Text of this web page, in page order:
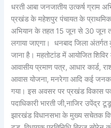
धरती आबा जनजातीय उत्कर्ष ग्राम
प्रखंड के महेशपुर पंचायत के
अभियान के तहत 15 जून से 30 जून
लगाया जाएगा। धनबाद जिला
जाना है। महतोटांड में आयोजित
आवासीय प्रमाण पत्र, आधार कार्ड,
आवास योजना, मनरेगा आदि कई
गया। इस अवसर पर प्रखंड विकास
पदाधिकारी भारती जी,नाजिर उपेंद्र
झारखंड विधानसभा के मुख्य सचेतक